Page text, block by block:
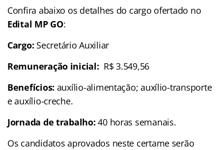
Confira abaixo os detalhes do cargo ofertado no
Edital MP GO:
Cargo: Secretário Auxiliar
Remuneração inicial: R$ 3.549,56
Benefícios: auxílio-alimentação; auxílio-transporte
e auxílio-creche.
Jornada de trabalho: 40 horas semanais.
Os candidatos aprovados neste certame serão